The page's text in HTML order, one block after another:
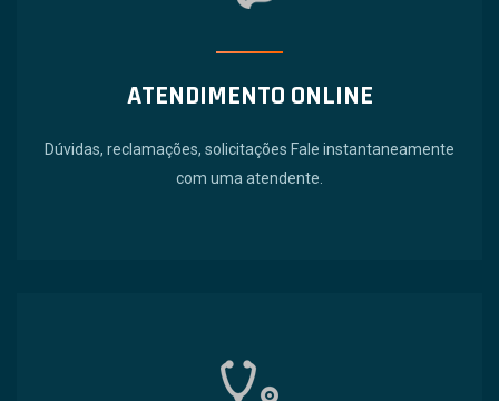
ATENDIMENTO ONLINE
Dúvidas, reclamações, solicitações Fale instantaneamente
com uma atendente.